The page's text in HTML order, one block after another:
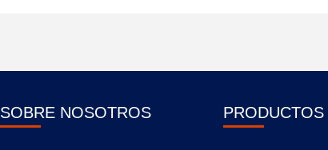
SOBRE NOSOTROS PRODUCTOS